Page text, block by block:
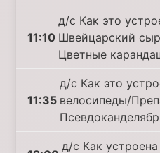
11:10
д/с Как это
Швейцарский
Цветные
11:35
д/с Как это
велосипеды/
д/с Как